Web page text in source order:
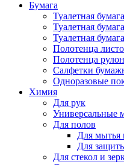
Бумага
Туалетная
Туалетная
Туалетная
Полотенца
Полотенца
Салфетки
Одноразовые
Химия
Для рук
Универсальные
Для полов
Для мытья
Для
Для стекол и